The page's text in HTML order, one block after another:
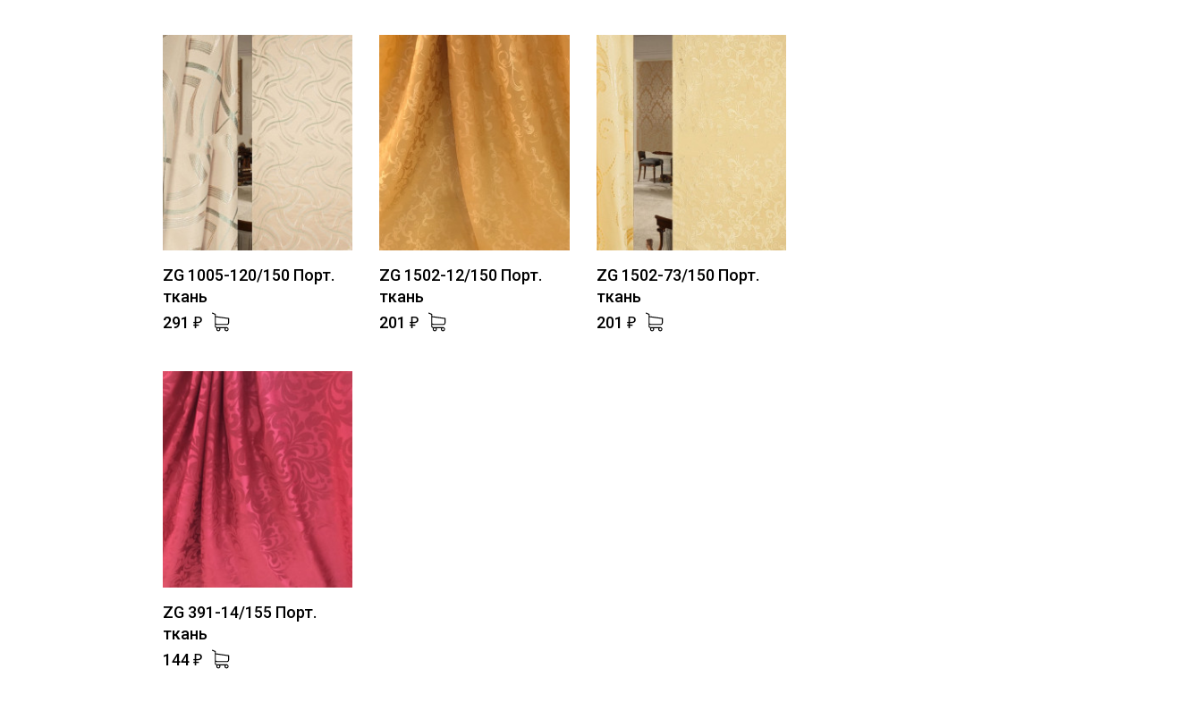
ZG 1005-120/150 Порт.
ткань
291 ₽
ZG 1502-12/150 Порт.
ткань
201₽
ZG 1502-73/150 Порт.
ткань
201 ₽
ZG 391-14/155 Порт.
ткань
144 ₽